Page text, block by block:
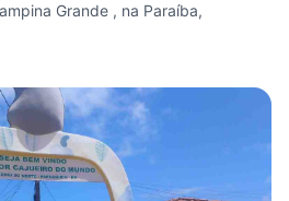
Grande , na Paraíba,